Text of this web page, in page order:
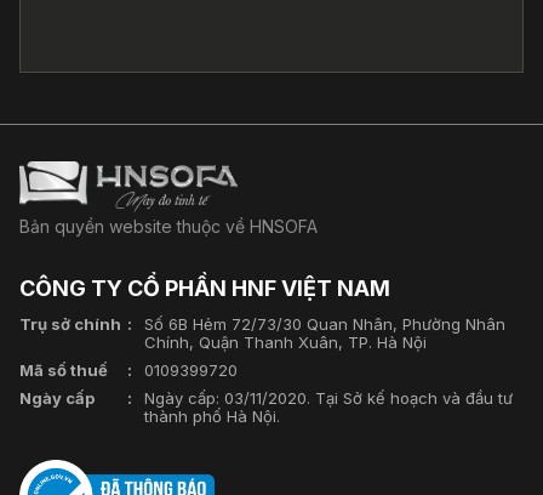
Bản quyền website thuộc về HNSOFA
CÔNG TY CỔ PHẦN HNF VIỆT NAM
Trụ sở chính
Số 6B Hẻm 72/73/30 Quan Nhân, Phường Nhân
Chính, Quận Thanh Xuân, TP. Hà Nội
Mã số thuế
0109399720
Ngày cấp
Ngày cấp: 03/11/2020. Tại Sở kế hoạch và đầu tư
thành phố Hà Nội.